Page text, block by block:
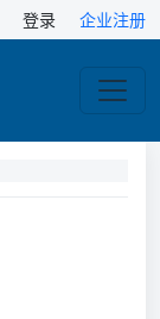
登录 企业注册